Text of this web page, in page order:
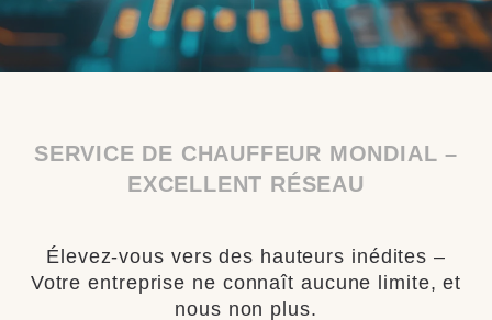
SERVICE DE CHAUFFEUR MONDIAL –
EXCELLENT RÉSEAU
Élevez-vous vers des hauteurs inédites –
Votre entreprise ne connaît aucune limite, et
nous non plus.